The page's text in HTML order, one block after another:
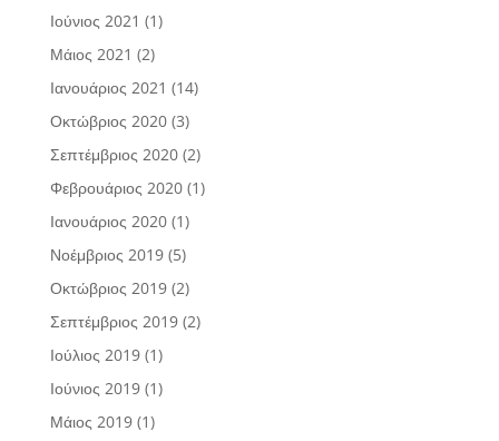
Ιούνιος 2021 (1)
Μάιος 2021 (2)
Ιανουάριος 2021 (14)
Οκτώβριος 2020(3)
Σεπτέμβριος 2020(2)
Φεβρουάριος 2020(1)
Ιανουάριος 2020(1)
Νοέμβριος 2019(5)
Οκτώβριος 2019(2)
Σεπτέμβριος 2019(2)
Ιούλιος 2019(1)
Ιούνιος 2019(1)
Μάιος 2019(1)